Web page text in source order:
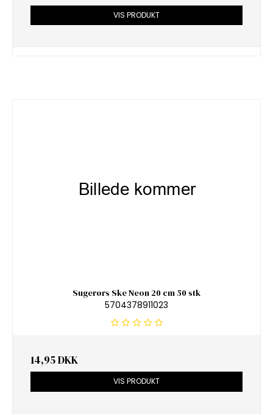
VIS PRODUKT
Sugerørs Ske Neon 20 cm 50 stk
5704378911023
14,95 DKK
VIS PRODUKT